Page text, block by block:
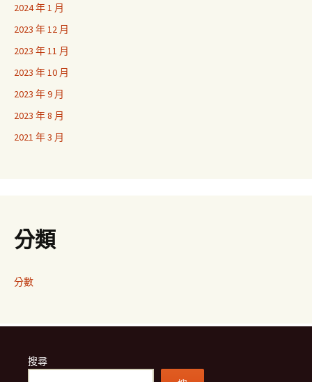
2024 年 1 月
2023 年 12 月
2023 年 11 月
2023 年 10 月
2023 年 9 月
2023 年 8 月
2021 年 3 月
分類
分數
搜尋